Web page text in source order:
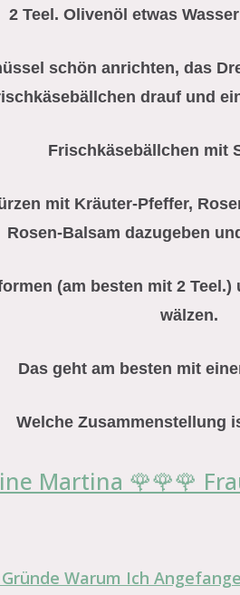
2 Teel. Olivenöl etwas
schön anrichten, das
drauf und
Frischkäsebällchen mit
mit Kräuter-Pfeffer,
Rosen-Balsam dazugeben
(am besten mit 2
wälzen.
Das geht am besten mit
Welche Zusammenstellung
Martina 🌹🌹🌹
Warum Ich